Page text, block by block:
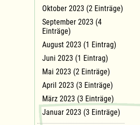
Oktober 2023 (2 Einträge)
September 2023 (4
Einträge)
August 2023 (1 Eintrag)
Juni 2023 (1 Eintrag)
Mai 2023 (2 Einträge)
April 2023 (3 Einträge)
März 2023 (3 Einträge)
Januar 2023 (3 Einträge)